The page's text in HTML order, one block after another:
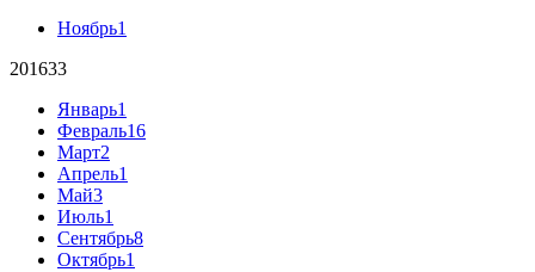
Ноябрь1
201633
Январь1
Февраль16
Март2
Апрель1
Май3
Июль1
Сентябрь8
Октябрь1